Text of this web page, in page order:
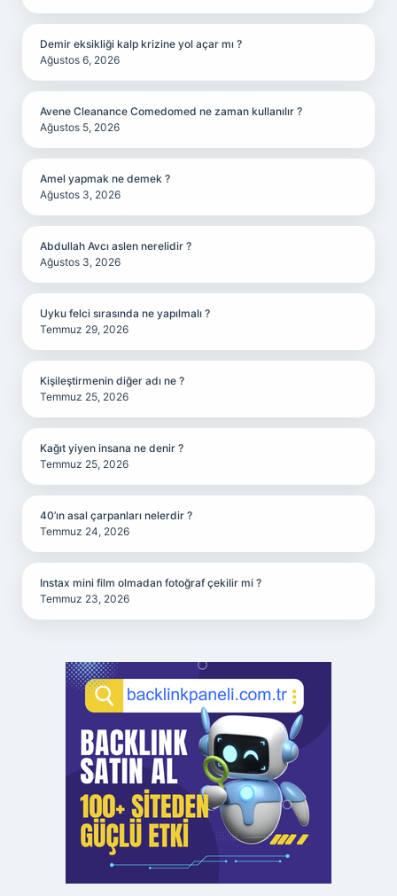
Demir eksikliği kalp krizine yol açar mı ?
Ağustos 6, 2026
Avene Cleanance Comedomed ne zaman kullanılır ?
Ağustos 5, 2026
Amel yapmak ne demek ?
Ağustos 3, 2026
Abdullah Avcı aslen nerelidir ?
Ağustos 3, 2026
Uyku felci sırasında ne yapılmalı ?
Temmuz 29, 2026
Kişileştirmenin diğer adı ne ?
Temmuz 25, 2026
Kağıt yiyen insana ne denir ?
Temmuz 25, 2026
40’ın asal çarpanları nelerdir ?
Temmuz 24, 2026
Instax mini film olmadan fotoğraf çekilir mi ?
Temmuz 23, 2026